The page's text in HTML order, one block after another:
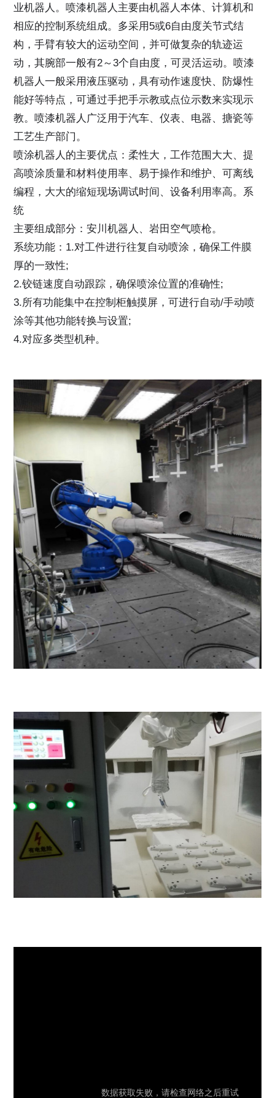
业机器人。喷漆机器人主要由机器人本体、计算机和
相应的控制系统组成。多采用5或6自由度关节式结
构，手臂有较大的运动空间，并可做复杂的轨迹运
动，其腕部一般有2～3个自由度，可灵活运动。喷漆
机器人一般采用液压驱动，具有动作速度快、防爆性
能好等特点，可通过手把手示教或点位示数来实现示
教。喷漆机器人广泛用于汽车、仪表、电器、搪瓷等
工艺生产部门。
喷涂机器人的主要优点：柔性大，工作范围大大、提
高喷涂质量和材料使用率、易于操作和维护、可离线
编程，大大的缩短现场调试时间、设备利用率高。系
统
主要组成部分：安川机器人、岩田空气喷枪。
系统功能：1.对工件进行往复自动喷涂，确保工件膜
厚的一致性;
2.铰链速度自动跟踪，确保喷涂位置的准确性;
3.所有功能集中在控制柜触摸屏，可进行自动/手动喷
涂等其他功能转换与设置;
4.对应多类型机种。